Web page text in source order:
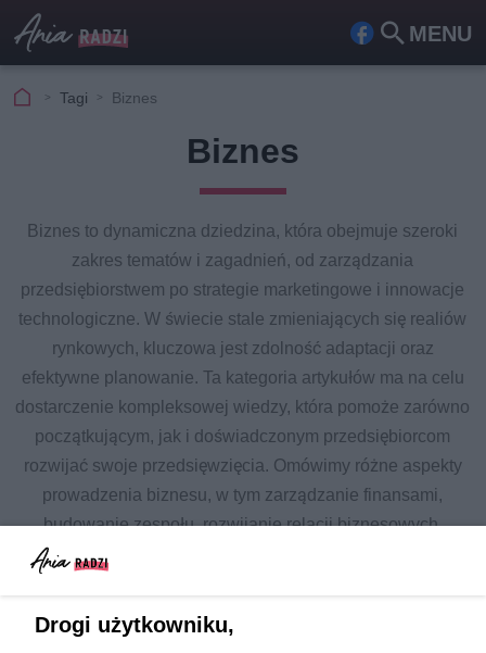
MENU
Fa Szu
Tagi Biznes
Biznes
Biznes to dynamiczna dziedzina, która obejmuje szeroki
zakres tematów i zagadnień, od zarządzania
przedsiębiorstwem po strategie marketingowe i innowacje
technologiczne. W świecie stale zmieniających się realiów
rynkowych, kluczowa jest zdolność adaptacji oraz
efektywne planowanie. Ta kategoria artykułów ma na celu
dostarczenie kompleksowej wiedzy, która pomoże zarówno
początkującym, jak i doświadczonym przedsiębiorcom
rozwijać swoje przedsięwzięcia. Omówimy różne aspekty
prowadzenia biznesu, w tym zarządzanie finansami,
budowanie zespołu, rozwijanie relacji biznesowych,
automatyzację procesów oraz strategie na zwiększenie
praktycznych wskazówek oraz najnowszych trendów, aby
wspierać Cię w osiąganiu sukcesów w świecie biznesu.
Drogi użytkowniku,